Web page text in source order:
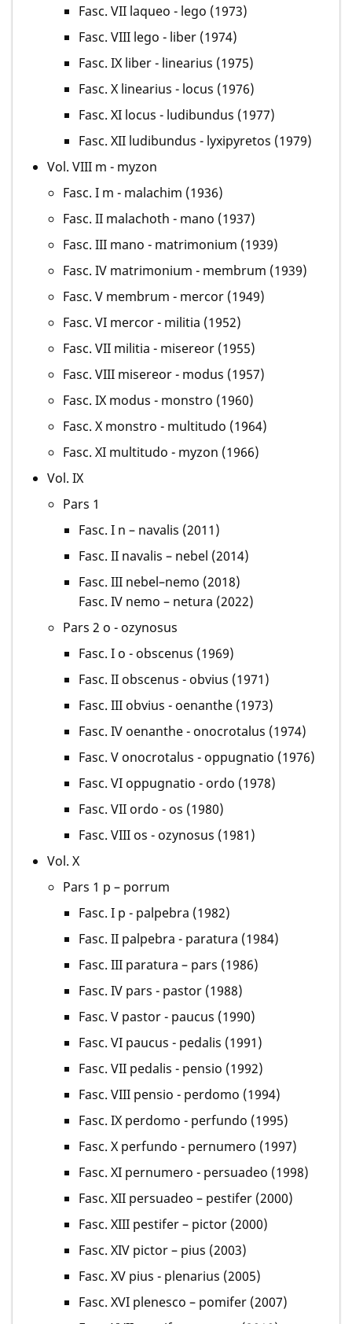
Fasc. VII laqueo - lego (1973)
Fasc. VIII lego - liber (1974)
Fasc. IX liber - linearius (1975)
Fasc. X linearius - locus (1976)
Fasc. XI locus - ludibundus (1977)
Fasc. XII ludibundus - lyxipyretos (1979)
Vol. VIII m - myzon
Fasc. I m - malachim (1936)
Fasc. II malachoth - mano (1937)
Fasc. III mano - matrimonium (1939)
Fasc. IV matrimonium - membrum (1939)
Fasc. V membrum - mercor (1949)
Fasc. VI mercor - militia (1952)
Fasc. VII militia - misereor (1955)
Fasc. VIII misereor - modus (1957)
Fasc. IX modus - monstro (1960)
Fasc. X monstro - multitudo (1964)
Fasc. XI multitudo - myzon (1966)
Vol. IX
Pars 1
Fasc. I n – navalis (2011)
Fasc. II navalis – nebel (2014)
Fasc. III nebel–nemo (2018)
Fasc. IV nemo – netura (2022)
Pars 2 o - ozynosus
Fasc. I o - obscenus (1969)
Fasc. II obscenus - obvius (1971)
Fasc. III obvius - oenanthe (1973)
Fasc. IV oenanthe - onocrotalus (1974)
Fasc. V onocrotalus - oppugnatio (1976)
Fasc. VI oppugnatio - ordo (1978)
Fasc. VII ordo - os (1980)
Fasc. VIII os - ozynosus (1981)
Vol. X
Pars 1 p – porrum
Fasc. I p - palpebra (1982)
Fasc. II palpebra - paratura (1984)
Fasc. III paratura – pars (1986)
Fasc. IV pars - pastor (1988)
Fasc. V pastor - paucus (1990)
Fasc. VI paucus - pedalis (1991)
Fasc. VII pedalis - pensio (1992)
Fasc. VIII pensio - perdomo (1994)
Fasc. IX perdomo - perfundo (1995)
Fasc. X perfundo - pernumero (1997)
Fasc. XI pernumero - persuadeo (1998)
Fasc. XII persuadeo – pestifer (2000)
Fasc. XIII pestifer – pictor (2000)
Fasc. XIV pictor – pius (2003)
Fasc. XV pius - plenarius (2005)
Fasc. XVI plenesco – pomifer (2007)